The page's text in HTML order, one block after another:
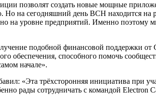
позволят создать новые мощные
на сегодняшний день ВСН находится на
на уровне предприятий. Именно
подобной финансовой поддержки
обеспечения, способного помочь
начале».
«Эта трёхсторонняя инициатива при
рады сотрудничать с командой Electron